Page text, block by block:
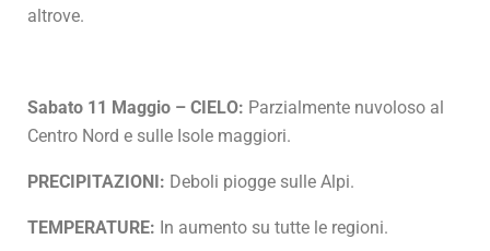
altrove.
Sabato 11 Maggio – CIELO: Parzialmente nuvoloso al
Centro Nord e sulle Isole maggiori.
PRECIPITAZIONI: Deboli piogge sulle Alpi.
TEMPERATURE: In aumento su tutte le regioni.